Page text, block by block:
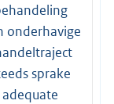
onderhavige
sprake